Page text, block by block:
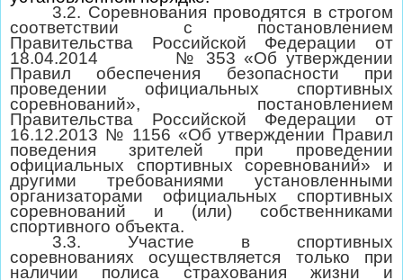
3.2. Соревнования проводятся в строгом
соответствии с постановлением
Правительства Российской Федерации от
18.04.2014
№ 353 «Об утверждении
Правил обеспечения безопасности при
проведении официальных спортивных
соревнований», постановлением
Правительства Российской Федерации от
16.12.2013 № 1156 «Об утверждении Правил
поведения зрителей при проведении
официальных спортивных соревнований» и
другими требованиями установленными
организаторами официальных спортивных
соревнований и (или) собственниками
спортивного объекта.
3.3. Участие в спортивных
соревнованиях осуществляется только при
наличии полиса страхования жизни и